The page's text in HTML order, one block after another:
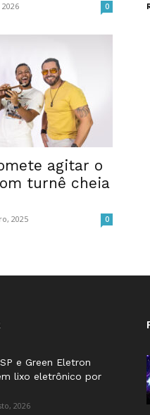
0
agitar o
turnê cheia
2025 0
e Green Eletron
lixo eletrônico por
2026